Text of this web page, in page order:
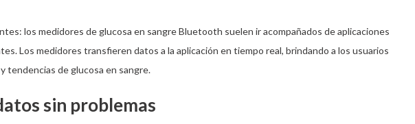
los medidores de glucosa en sangre Bluetooth suelen ir acompañados de aplicaciones
Los medidores transfieren datos a la aplicación en tiempo real, brindando a los usuarios
tendencias de glucosa en sangre.
sin problemas